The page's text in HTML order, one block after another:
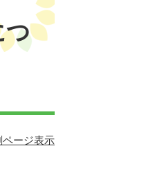
つ
ページ表示